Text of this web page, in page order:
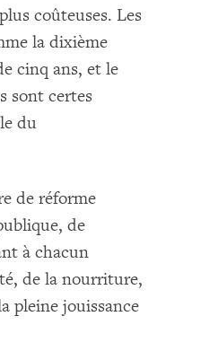
coûteuses. Les
la dixième
cinq ans, et le
sont certes
du
de réforme
de
à chacun
de la nourriture,
pleine jouissance